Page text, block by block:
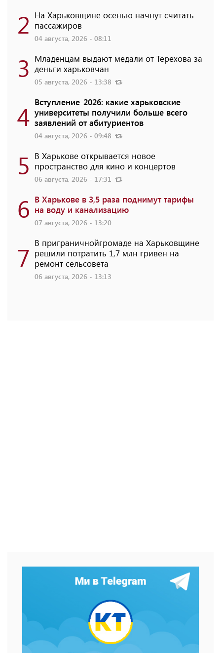
2 На Харьковщине осенью начнут считать
пассажиров
04 августа, 2026 - 08:11
3 Младенцам выдают медали от Терехова за
деньги харьковчан
05 августа, 2026 - 13:38
4 Вступление-2026: какие харьковские
университеты получили больше всего
заявлений от абитуриентов
04 августа, 2026 - 09:48
5 В Харькове открывается новое
пространство для кино и концертов
06 августа, 2026 - 17:31
6 В Харькове в 3,5 раза поднимут тарифы
на воду и канализацию
07 августа, 2026 - 13:20
7 В приграничнойгромаде на Харьковщине
решили потратить 1,7 млн ​​гривен на
ремонт сельсовета
06 августа, 2026 - 13:13